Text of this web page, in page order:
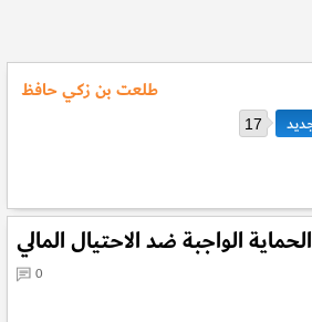
طلعت بن زكي حافظ
17
الحماية الواجبة ضد الاحتيال المالي
0